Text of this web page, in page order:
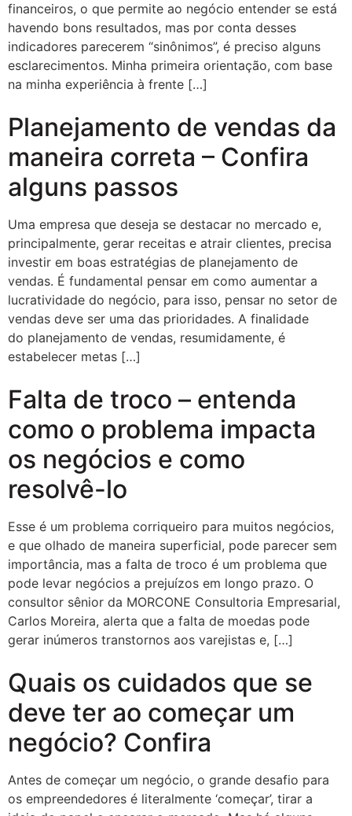
financeiros, o que permite ao negócio entender se está
havendo bons resultados, mas por conta desses
indicadores parecerem “sinônimos”, é preciso alguns
esclarecimentos. Minha primeira orientação, com base
na minha experiência à frente […]
Planejamento de vendas da
maneira correta – Confira
alguns passos
Uma empresa que deseja se destacar no mercado e,
principalmente, gerar receitas e atrair clientes, precisa
investir em boas estratégias de planejamento de
vendas. É fundamental pensar em como aumentar a
lucratividade do negócio, para isso, pensar no setor de
vendas deve ser uma das prioridades. A finalidade
do planejamento de vendas, resumidamente, é
estabelecer metas […]
Falta de troco – entenda
como o problema impacta
os negócios e como
resolvê-lo
Esse é um problema corriqueiro para muitos negócios,
e que olhado de maneira superficial, pode parecer sem
importância, mas a falta de troco é um problema que
pode levar negócios a prejuízos em longo prazo. O
consultor sênior da MORCONE Consultoria Empresarial,
Carlos Moreira, alerta que a falta de moedas pode
gerar inúmeros transtornos aos varejistas e, […]
Quais os cuidados que se
deve ter ao começar um
negócio? Confira
Antes de começar um negócio, o grande desafio para
os empreendedores é literalmente ‘começar’, tirar a